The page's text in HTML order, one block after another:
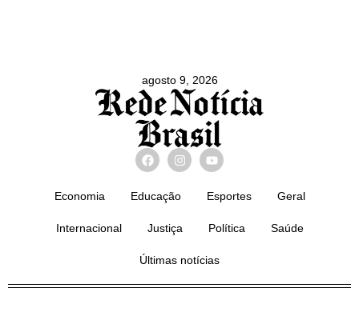
agosto 9, 2026
Economia Educação Esportes Geral
Internacional Justiça Política Saúde
Últimas notícias